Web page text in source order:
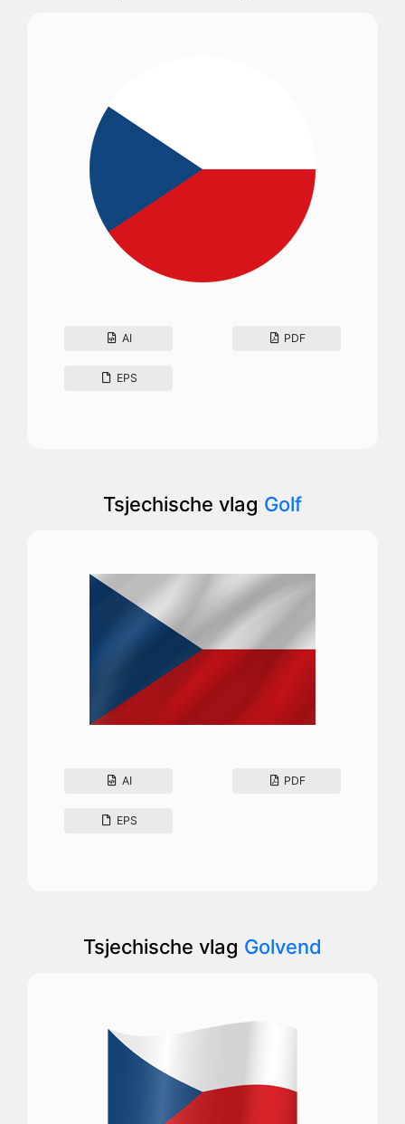
AI PDF
EPS
Tsjechische vlag Golf
AI PDF
EPS
Tsjechische vlag Golvend